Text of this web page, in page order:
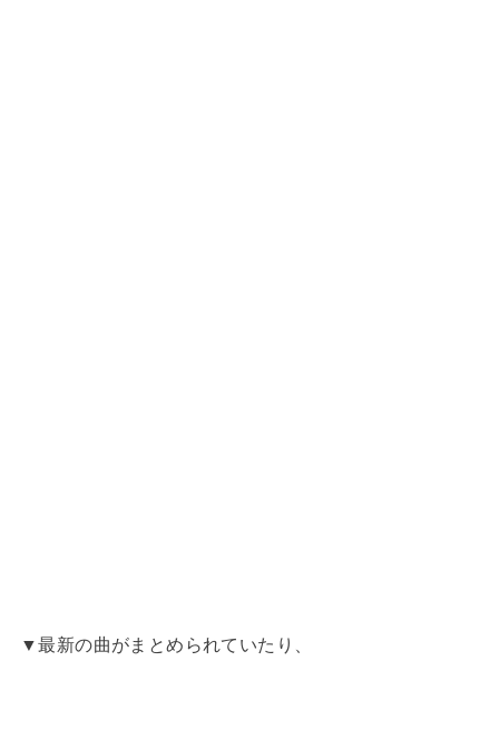
▼最新の曲がまとめられていたり、